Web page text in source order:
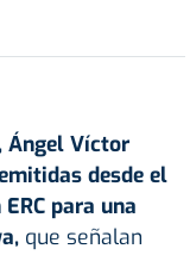
Ángel Víctor
desde el
para una
que señalan